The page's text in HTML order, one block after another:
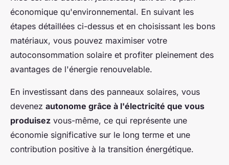
économique qu'environnemental. En suivant les
étapes détaillées ci-dessus et en choisissant les bons
matériaux, vous pouvez maximiser votre
autoconsommation solaire et profiter pleinement des
avantages de l'énergie renouvelable.
En investissant dans des panneaux solaires, vous
devenez autonome grâce à l'électricité que vous
produisez vous-même, ce qui représente une
économie significative sur le long terme et une
contribution positive à la transition énergétique.